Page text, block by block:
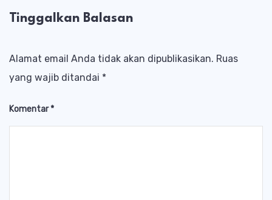
Tinggalkan Balasan
Alamat email Anda tidak akan dipublikasikan. Ruas
yang wajib ditandai *
Komentar*